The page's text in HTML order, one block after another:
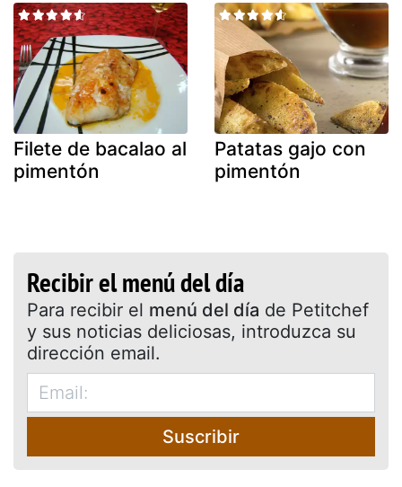
Filete de bacalao al
pimentón
Patatas gajo con
pimentón
Recibir el menú del día
Para recibir el menú del día de Petitchef
y sus noticias deliciosas, introduzca su
dirección email.
Suscribir